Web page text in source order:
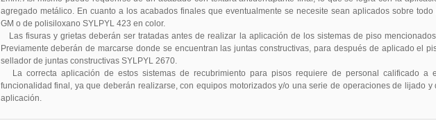
agregado metálico. En cuanto a los acabados finales que eventualmente se necesite sean aplicados sobre
GM o de polisiloxano SYLPYL 423 en color.
Las fisuras y grietas deberán ser tratadas antes de realizar la aplicación de los sistemas de piso
Previamente deberán de marcarse donde se encuentran las juntas constructivas, para después de aplicado el
sellador de juntas constructivas SYLPYL 2670.
La correcta aplicación de estos sistemas de recubrimiento para pisos requiere de personal calificado a
funcionalidad final, ya que deberán realizarse, con equipos motorizados y/o una serie de operaciones de lijado
aplicación.